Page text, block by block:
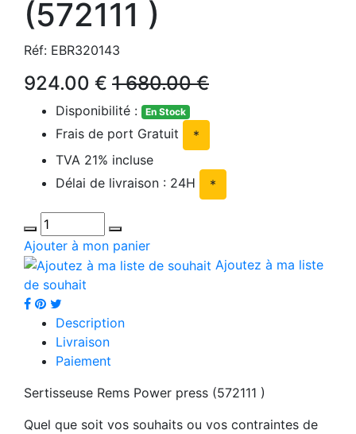
(572111 )
Réf: EBR320143
924.00 € 1 680.00 €
Disponibilité : En Stock
Frais de port Gratuit
*
TVA 21% incluse
Délai de livraison : 24H
*
Ajouter à mon panier
Ajoutez à ma liste
de souhait
Description
Livraison
Paiement
Sertisseuse Rems Power press (572111 )
Quel que soit vos souhaits ou vos contraintes de